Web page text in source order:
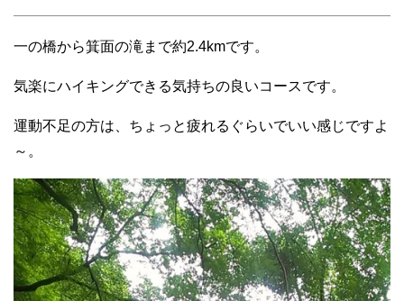
一の橋から箕面の滝まで約2.4kmです。
気楽にハイキングできる気持ちの良いコースです。
運動不足の方は、ちょっと疲れるぐらいでいい感じですよ
～。